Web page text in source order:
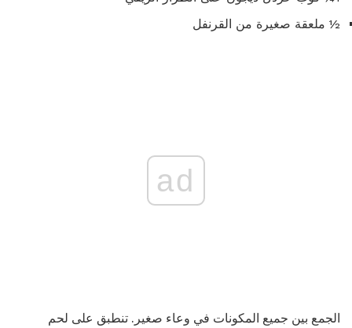
½ ملعقة صغيرة من القرنفل
ad
الجمع بين جميع المكونات في وعاء صغير. تنطبق على لحم